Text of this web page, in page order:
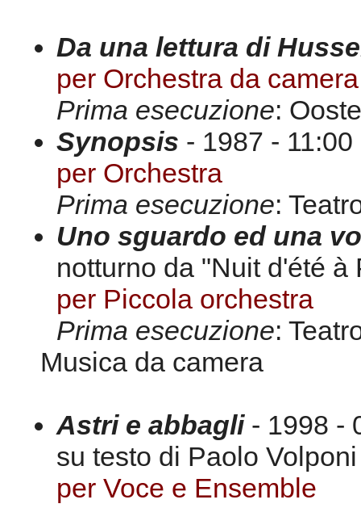
Da una lettura di
per Orchestra da camera
Prima esecuzione:
Synopsis - 1987 -
per Orchestra
Prima esecuzione:
Uno sguardo ed una
notturno da "Nuit d'été
per Piccola orchestra
Prima esecuzione:
Musica da camera
Astri e abbagli- 1998 -
su testo di Paolo Volponi
per Voce e Ensemble